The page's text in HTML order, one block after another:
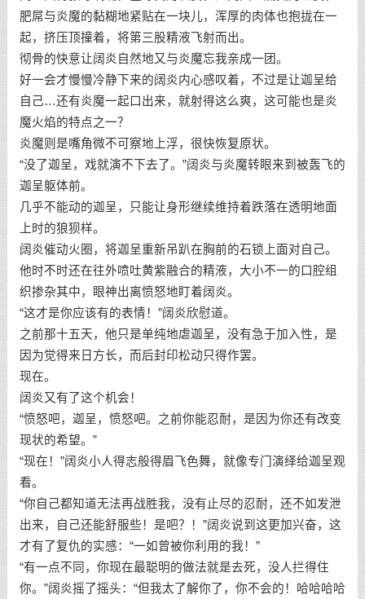
肥屌与炎魔的黏糊地紧贴在一块儿，浑厚的肉体也抱拢在一
起，挤压顶撞着，将第三股精液飞射而出。
彻骨的快意让阔炎自然地又与炎魔忘我亲成一团。
好一会才慢慢冷静下来的阔炎内心感叹着，不过是让迦呈给
自己…还有炎魔一起口出来，就射得这么爽，这可能也是炎
魔火焰的特点之一？
炎魔则是嘴角微不可察地上浮，很快恢复原状。
“没了迦呈，戏就演不下去了。”阔炎与炎魔转眼来到被轰飞的
迦呈躯体前。
几乎不能动的迦呈，只能让身形继续维持着跌落在透明地面
上时的狼狈样。
阔炎催动火圈，将迦呈重新吊趴在胸前的石锁上面对自己。
他时不时还在往外喷吐黄紫融合的精液，大小不一的口腔组
织掺杂其中，眼神出离愤怒地盯着阔炎。
“这才是你应该有的表情！”阔炎欣慰道。
之前那十五天，他只是单纯地虐迦呈，没有急于加入性，是
因为觉得来日方长，而后封印松动只得作罢。
现在。
阔炎又有了这个机会！
“愤怒吧，迦呈，愤怒吧。之前你能忍耐，是因为你还有改变
现状的希望。”
“现在！”阔炎小人得志般得眉飞色舞，就像专门演绎给迦呈观
看。
“你自己都知道无法再战胜我，没有止尽的忍耐，还不如发泄
出来，自己还能舒服些！是吧？！”阔炎说到这更加兴奋，这
才有了复仇的实感：“一如曾被你利用的我！”
“有一点不同，你现在最聪明的做法就是去死，没人拦得住
你。”阔炎摇了摇头：“但我太了解你了，你不会的！哈哈哈哈